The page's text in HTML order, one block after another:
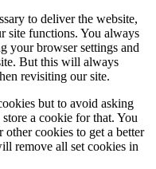
to deliver the website,
site functions. You always
your browser settings and
But this will always
revisiting our site.
but to avoid asking
a cookie for that. You
cookies to get a better
remove all set cookies in